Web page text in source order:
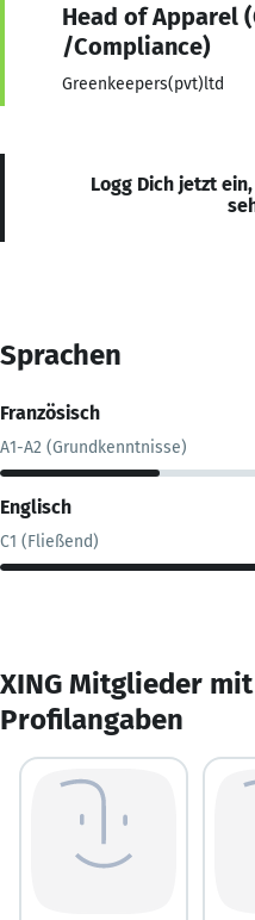
Head of Apparel
/Compliance)
Greenkeepers(pvt)ltd
Logg Dich jetzt
Sprachen
Französisch
A1-A2 (Grundkenntnisse)
Englisch
C1 (Fließend)
XING Mitglieder
Profilangaben